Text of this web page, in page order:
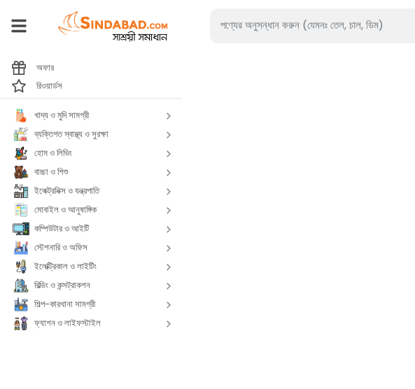
অফার
রিওয়ার্ডস
খাদ্য ও মুদি সামগ্রী
ব্যক্তিগত স্বাস্থ্য ও সুরক্ষা
হোম ও লিভিং
বাচ্চা ও শিশু
ইলেক্ট্রনিক্স ও যন্ত্রপাতি
মোবাইল ও আনুষাঙ্গিক
কম্পিউটার ও আইটি
স্টেশনারি ও অফিস
ইলেক্ট্রিকাল ও লাইটিং
বিল্ডিং ও কন্সট্রাকশন
শিল্প-কারখানা সামগ্রী
ফ্যাশন ও লাইফস্টাইল